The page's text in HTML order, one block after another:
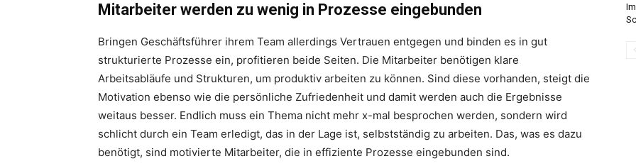
Mitarbeiter werden zu wenig in Prozesse eingebunden
Bringen Geschäftsführer ihrem Team allerdings Vertrauen entgegen und binden es in gut
strukturierte Prozesse ein, profitieren beide Seiten. Die Mitarbeiter benötigen klare
Arbeitsabläufe und Strukturen, um produktiv arbeiten zu können. Sind diese vorhanden, steigt die
Motivation ebenso wie die persönliche Zufriedenheit und damit werden auch die Ergebnisse
weitaus besser. Endlich muss ein Thema nicht mehr x-mal besprochen werden, sondern wird
schlicht durch ein Team erledigt, das in der Lage ist, selbstständig zu arbeiten. Das, was es dazu
benötigt, sind motivierte Mitarbeiter, die in effiziente Prozesse eingebunden sind.